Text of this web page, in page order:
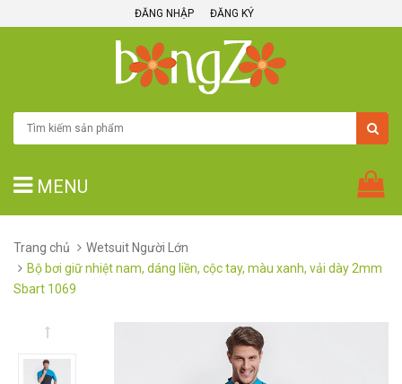
ĐĂNG NHẬP ĐĂNG KÝ
MENU
Trang chủ
Wetsuit Người Lớn
Bộ bơi giữ nhiệt nam, dáng liền, cộc tay, màu xanh, vải dày 2mm
Sbart 1069